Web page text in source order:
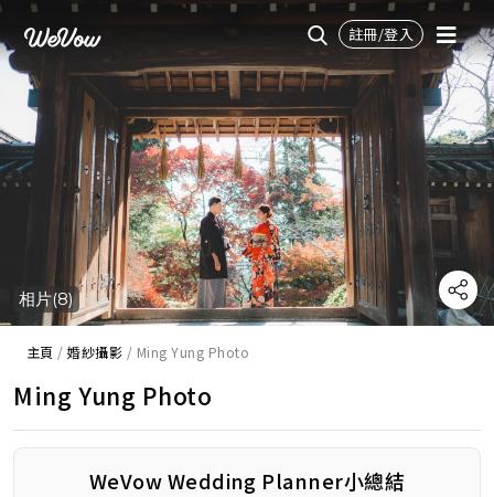
註冊/登入
相片(8)
主頁 /婚紗攝影 / Ming Yung Photo
Ming Yung Photo
WeVow Wedding Planner小總結